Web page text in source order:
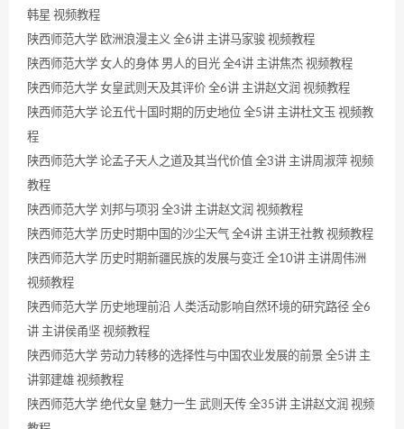
韩星 视频教程
陕西师范大学 欧洲浪漫主义 全6讲 主讲马家骏 视频教程
陕西师范大学 女人的身体 男人的目光 全4讲 主讲焦杰 视频教程
陕西师范大学 女皇武则天及其评价 全6讲 主讲赵文润 视频教程
陕西师范大学 论五代十国时期的历史地位 全5讲 主讲杜文玉 视频教
程
陕西师范大学 论孟子天人之道及其当代价值 全3讲 主讲周淑萍 视频
教程
陕西师范大学 刘邦与项羽 全3讲 主讲赵文润 视频教程
陕西师范大学 历史时期中国的沙尘天气 全4讲 主讲王社教 视频教程
陕西师范大学 历史时期新疆民族的发展与变迁 全10讲 主讲周伟洲
视频教程
陕西师范大学 历史地理前沿 人类活动影响自然环境的研究路径 全6
讲 主讲侯甬坚 视频教程
陕西师范大学 劳动力转移的选择性与中国农业发展的前景 全5讲 主
讲郭建雄 视频教程
陕西师范大学 绝代女皇 魅力一生 武则天传 全35讲 主讲赵文润 视频